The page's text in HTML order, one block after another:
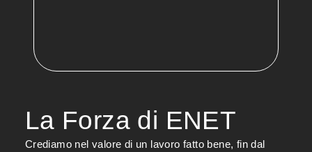
La Forza di ENET
Crediamo nel valore di un lavoro fatto bene, fin dal